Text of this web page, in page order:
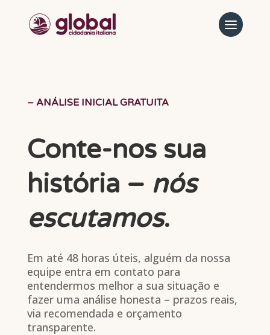
– ANÁLISE INICIAL GRATUITA
Conte-nos sua
história – nós
escutamos.
Em até 48 horas úteis, alguém da nossa
equipe entra em contato para
entendermos melhor a sua situação e
fazer uma análise honesta – prazos reais,
via recomendada e orçamento
transparente.